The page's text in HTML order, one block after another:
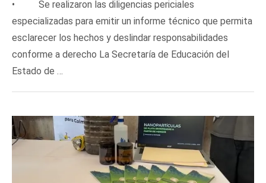
• Se realizaron las diligencias periciales
especializadas para emitir un informe técnico que permita
esclarecer los hechos y deslindar responsabilidades
conforme a derecho La Secretaría de Educación del
Estado de …